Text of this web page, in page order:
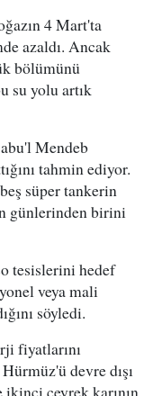
4 Mart'ta
azaldı. Ancak
bölümünü
su yolu artık
Mendeb
tahmin ediyor.
süper tankerin
günlerinden birini
tesislerini hedef
veya mali
söyledi.
fiyatlarını
devre dışı
ikinci çeyrek karının